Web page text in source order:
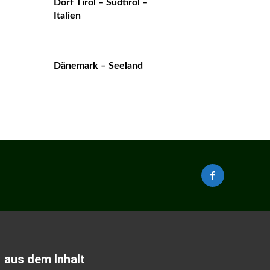
Dorf Tirol – Südtirol –
Italien
Dänemark – Seeland
aus dem Inhalt